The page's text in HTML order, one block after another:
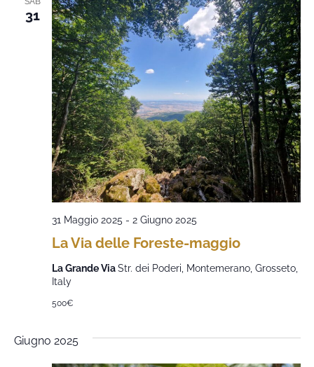
31
La Via delle Foreste-maggio
31 Maggio 2025 - 2 Giugno 2025
La Grande ViaStr. dei Poderi, Montemerano, Grosseto,
Italy
500€
Giugno 2025